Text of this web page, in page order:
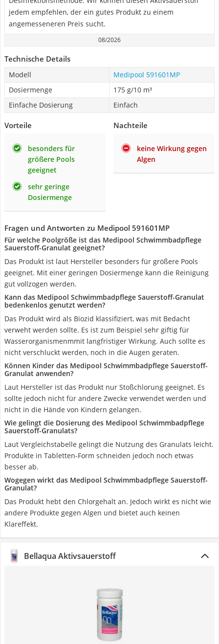
jedem empfehlen, der ein gutes Produkt zu einem
angemesseneren Preis sucht.
08/2026
Technische Details
Modell
Medipool 591601MP
Dosiermenge
175 g/10 m³
Einfache Dosierung
Einfach
Vorteile
besonders für
größere Pools
geeignet
sehr geringe
Dosiermenge
Nachteile
keine Wirkung gegen
Algen
Fragen und Antworten zu Medipool 591601MP
Für welche Poolgröße ist das Medipool Schwimmbadpflege
Sauerstoff-Granulat geeignet?
Das Produkt ist laut Hersteller besonders für größere Pools
geeignet. Mit einer geringen Dosiermenge kann die Reinigung
gut vollzogen werden.
Kann das Medipool Schwimmbadpflege Sauerstoff-Granulat
bedenkenlos genutzt werden?
Das Produkt wird als Biozid klassifiziert, was mit Bedacht
verweht werden sollte. Es ist zum Beispiel sehr giftig für
Wasserorganismenmmit langfristiger Wirkung. Auch sollte es
nicht verschluckt werden, noch in die Augen geraten.
Können Kinder das Medipool Schwimmbadpflege Sauerstoff-
Granulat anwenden?
Laut Hersteller ist das Produkt nur Stoßchlorung geeignet. Es
sollte jedoch nicht für andere Zwecke verwendet werden und
nicht in die Hände von Kindern gelangen.
Wie gelingt die Dosierung des Medipool Schwimmbadpflege
Sauerstoff-Granulats?
Laut Vergleichstabelle gelingt die Nutzung des Granulats leicht.
Produkte in Tabletten-Form schneiden jedoch noch etwas
besser ab.
Wogegen wirkt das Medipool Schwimmbadpflege Sauerstoff-
Granulat?
Das Produkt hebt den Chlorgehalt an. Jedoch wirkt es nicht wie
andere Produkte gegen Algen und bietet auch keinen
Klareffekt.
Bellaqua Aktivsauerstoff